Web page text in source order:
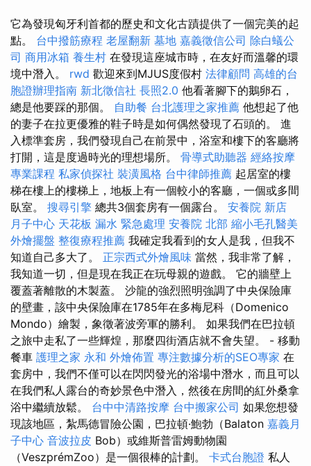
它為發現匈牙利首都的歷史和文化古蹟提供了一個完美的起
點。 台中撥筋療程 老屋翻新 墓地 嘉義徵信公司 除白蟻公
司 商用冰箱 養生村 在發現這座城市時，在友好而溫馨的環
境中潛入。 rwd 歡迎來到MJUS度假村 法律顧問 高雄的台
胞證辦理指南 新北徵信社 長照2.0 他看著腳下的鵝卵石，
總是他要踩的那個。 自助餐 台北護理之家推薦 他想起了他
的妻子在拉更優雅的鞋子時是如何偶然發現了石頭的。 進
入標準套房，我們發現自己在前景中，浴室和樓下的客廳將
打開，這是度過時光的理想場所。 骨導式助聽器 經絡按摩
專業課程 私家偵探社 裝潢風格 台中律師推薦 起居室的樓
梯在樓上的樓梯上，地板上有一個較小的客廳，一個或多間
臥室。 搜尋引擎 總共3個套房有一個露台。 安養院 新店
月子中心 天花板 漏水 緊急處理 安養院 北部 縮小毛孔醫美
外燴擺盤 整復療程推薦 我確定我看到的女人是我，但我不
知道自己多大了。 正宗西式外燴風味 當然，我非常了解，
我知道一切，但是現在我正在玩母親的遊戲。 它的牆壁上
覆蓋著離散的木製蓋。 沙龍的強烈照明強調了中央保險庫
的壁畫，該中央保險庫在1785年在多梅尼科（Domenico
Mondo）繪製，象徵著波旁軍的勝利。 如果我們在巴拉頓
之旅中走私了一些輝煌，那麼四街酒店就不會失望。 - 移動
餐車 護理之家 永和 外燴佈置 專注數據分析的SEO專家 在
套房中，我們不僅可以在閃閃發光的浴場中潛水，而且可以
在我們私人露台的奇妙景色中潛入，然後在房間的紅外桑拿
浴中繼續放鬆。 台中中清路按摩 台中搬家公司 如果您想發
現該地區，紮馬德冒險公園，巴拉頓·鮑勃（Balaton 嘉義月
子中心 音波拉皮 Bob）或維斯普雷姆動物園
（VeszprémZoo）是一個很棒的計劃。 卡式台胞證 私人